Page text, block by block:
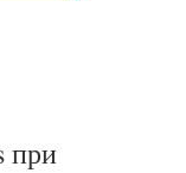
при